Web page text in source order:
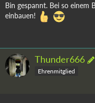
Bin gespannt. Bei so einem
einbauen!
Thunder666
Ehrenmitglied